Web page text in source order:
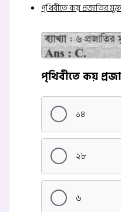
পৃথিবীতে কয় প্রজাতির
পৃথিবীতে কয়
১৪
২৮
৬